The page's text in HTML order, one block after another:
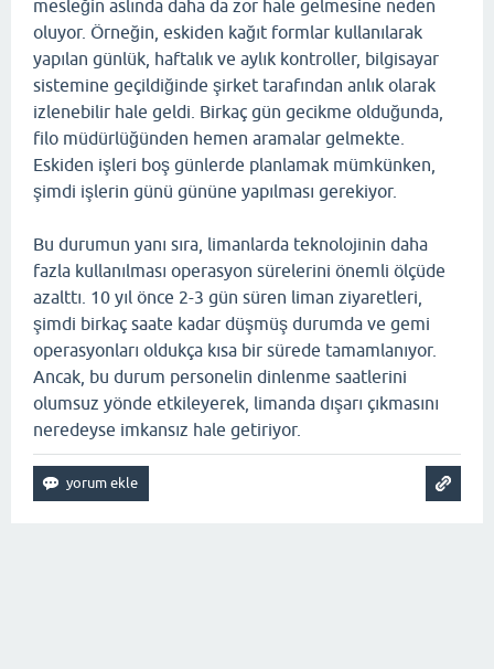
mesleğin aslında daha da zor hale gelmesine neden
oluyor. Örneğin, eskiden kağıt formlar kullanılarak
yapılan günlük, haftalık ve aylık kontroller, bilgisayar
sistemine geçildiğinde şirket tarafından anlık olarak
izlenebilir hale geldi. Birkaç gün gecikme olduğunda,
filo müdürlüğünden hemen aramalar gelmekte.
Eskiden işleri boş günlerde planlamak mümkünken,
şimdi işlerin günü gününe yapılması gerekiyor.
Bu durumun yanı sıra, limanlarda teknolojinin daha
fazla kullanılması operasyon sürelerini önemli ölçüde
azalttı. 10 yıl önce 2-3 gün süren liman ziyaretleri,
şimdi birkaç saate kadar düşmüş durumda ve gemi
operasyonları oldukça kısa bir sürede tamamlanıyor.
Ancak, bu durum personelin dinlenme saatlerini
olumsuz yönde etkileyerek, limanda dışarı çıkmasını
neredeyse imkansız hale getiriyor.